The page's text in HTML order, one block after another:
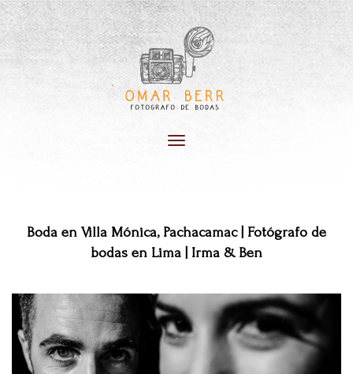
Toggle
Boda en Villa Mónica, Pachacamac | Fotógrafo de
bodas en Lima | Irma & Ben